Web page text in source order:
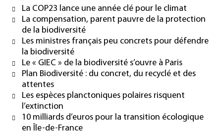
La COP23 lance une année clé pour le climat
La compensation, parent pauvre de la protection
de la biodiversité
Les ministres français peu concrets pour défendre
la biodiversité
Le « GIEC » de la biodiversité s’ouvre à Paris
Plan Biodiversité : du concret, du recyclé et des
attentes
Les espèces planctoniques polaires risquent
l’extinction
10 milliards d’euros pour la transition écologique
en Île-de-France